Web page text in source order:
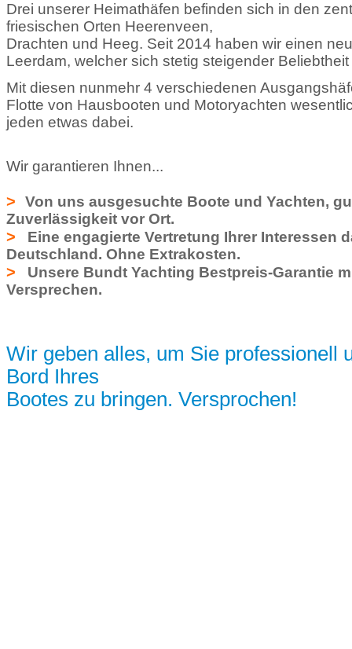
Drei unserer Heimathäfen befinden sich in den
friesischen Orten Heerenveen,
Drachten und Heeg. Seit 2014 haben wir einen
Leerdam, welcher sich stetig steigender Beliebtheit
Mit diesen nunmehr 4 verschiedenen
Flotte von Hausbooten und Motoryachten
jeden etwas dabei.
Wir garantieren Ihnen...
> Von uns ausgesuchte Boote und Yachten,
Zuverlässigkeit vor Ort.
>
Eine engagierte Vertretung Ihrer Interessen
Deutschland. Ohne Extrakosten.
>
Unsere Bundt Yachting Bestpreis-Garantie
Versprechen.
Wir geben alles, um Sie professionell
Bord Ihres
Bootes zu bringen. Versprochen!